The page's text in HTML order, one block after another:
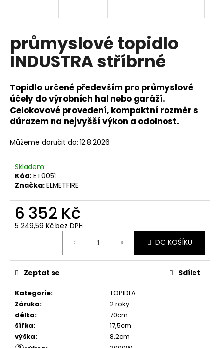
průmyslové topidlo
INDUSTRA stříbrné
Topidlo určené především pro průmyslové
účely do výrobních hal nebo garáží.
Celokovové provedení, kompaktní rozměr s
důrazem na nejvyšší výkon a odolnost.
Můžeme doručit do: 12.8.2026
Skladem
Kód: ET0051
Značka:ELMETFIRE
6 352 Kč
5 249,59 Kč bez DPH
DO KOŠÍKU
Kategorie:
TOPIDLA
Záruka:
2 roky
délka:
70cm
šířka:
17,5cm
výška: 8,2cm
Zeptat se Sdílet
í
t
?
HLEDAT
D
o
p
o
r
u
č
u
m
e